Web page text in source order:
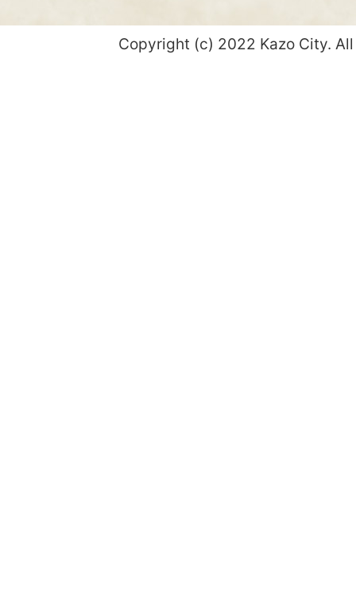
Copyright (c) 2022 Kazo City.